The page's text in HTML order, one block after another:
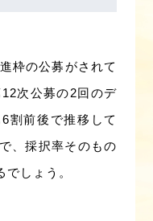
枠の公募がされて
次公募の2回のデ
割前後で推移して
、採択率そのもの
しょう。